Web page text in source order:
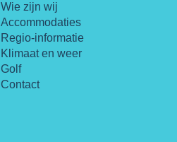
Wie zijn wij
Accommodaties
Regio-informatie
Klimaat en weer
Golf
Contact